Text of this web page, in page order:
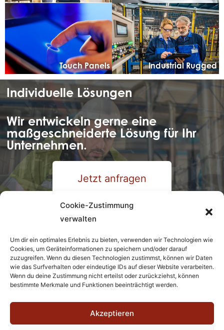
Cookie-Zustimmung
verwalten
Um dir ein optimales Erlebnis zu bieten, verwenden wir Technologien wie
Cookies, um Geräteinformationen zu speichern und/oder darauf
zuzugreifen. Wenn du diesen Technologien zustimmst, können wir Daten
wie das Surfverhalten oder eindeutige IDs auf dieser Website verarbeiten.
Wenn du deine Zustimmung nicht erteilst oder zurückziehst, können
bestimmte Merkmale und Funktionen beeinträchtigt werden.
Akzeptieren
Touch Panels Industrial Rugged
Individuelle Lösungen
Wir entwickeln gerne eine
maßgeschneiderte Lösung für Ihr
Unternehmen.
Jetzt anfragen